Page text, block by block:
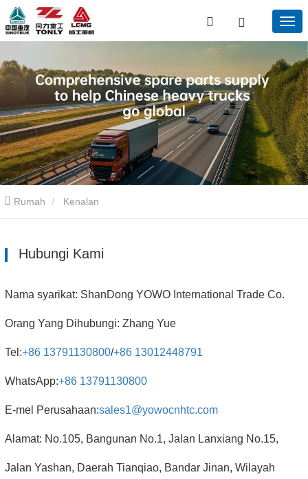
Rumah Kenalan
Hubungi Kami
Nama syarikat: ShanDong YOWO International Trade Co.
Orang Yang Dihubungi: Zhang Yue
Tel:+86 13791130800/+86 13012448791
WhatsApp:+86 13791130800
E-mel Perusahaan:sales1@yowocnhtc.com
Alamat: No.105, Bangunan No.1, Jalan Lanxiang No.15,
Jalan Yashan, Daerah Tianqiao, Bandar Jinan, Wilayah